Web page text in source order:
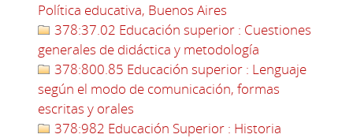
Política educativa, Buenos Aires
378:37.02 Educación superior : Cuestiones
generales de didáctica y metodología
378:800.85 Educación superior : Lenguaje
según el modo de comunicación, formas
escritas y orales
378:982 Educación Superior : Historia